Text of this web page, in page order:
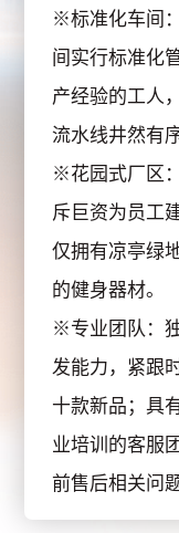
※标准化车间
间实行标准化
产经验的工人
流水线井然有序
※花园式厂区
斥巨资为员工
仅拥有凉亭绿
的健身器材。
※专业团队：
发能力，紧跟
十款新品；具
业培训的客服
前售后相关问题